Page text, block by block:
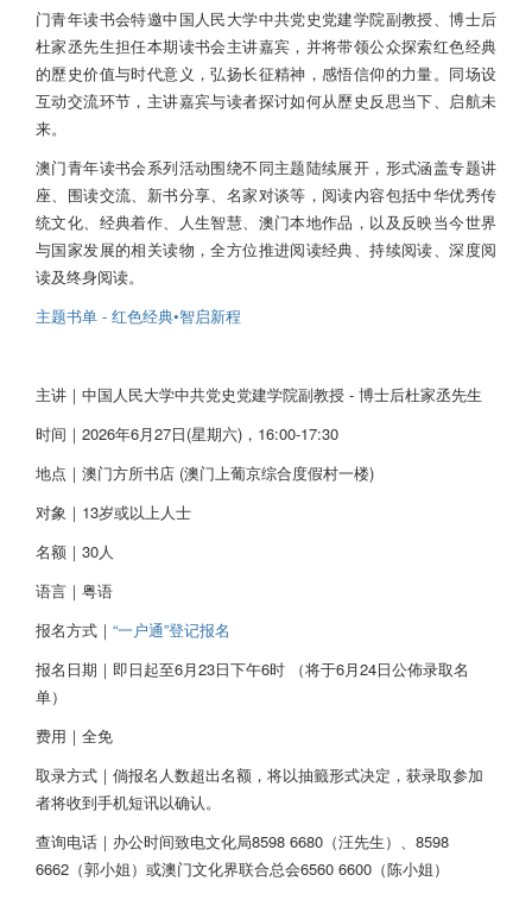
门青年读书会特邀中国人民大学中共党史党建学院副教授、博士后
杜家丞先生担任本期读书会主讲嘉宾，并将带领公众探索红色经典
的歷史价值与时代意义，弘扬长征精神，感悟信仰的力量。同场设
互动交流环节，主讲嘉宾与读者探讨如何从歷史反思当下、启航未
来。
澳门青年读书会系列活动围绕不同主题陆续展开，形式涵盖专题讲
座、围读交流、新书分享、名家对谈等，阅读内容包括中华优秀传
统文化、经典着作、人生智慧、澳门本地作品，以及反映当今世界
与国家发展的相关读物，全方位推进阅读经典、持续阅读、深度阅
读及终身阅读。
主题书单 - 红色经典•智启新程
主讲｜中国人民大学中共党史党建学院副教授 - 博士后杜家丞先生
时间｜2026年6月27日(星期六)，16:00-17:30
地点｜澳门方所书店 (澳门上葡京综合度假村一楼)
对象｜13岁或以上人士
名额｜30人
语言｜粤语
报名方式｜ “一户通”登记报名
报名日期｜即日起至6月23日下午6时 （将于6月24日公佈录取名
单）
费用｜全免
取录方式｜倘报名人数超出名额，将以抽籤形式决定，获录取参加
者将收到手机短讯以确认。
查询电话｜办公时间致电文化局8598 6680（汪先生）、8598
6662（郭小姐）或澳门文化界联合总会6560 6600（陈小姐）